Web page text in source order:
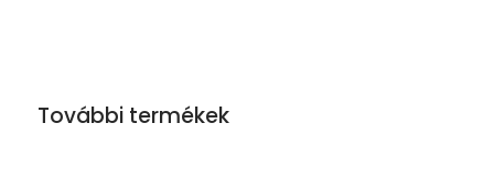
További termékek